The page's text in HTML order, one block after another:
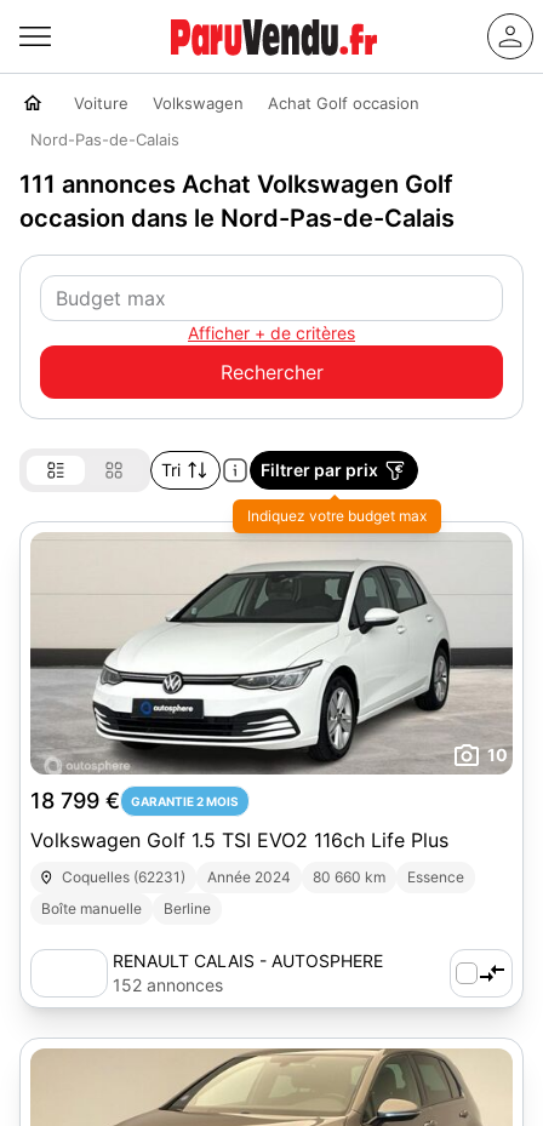
Voiture Volkswagen
Achat Golf occasion
Nord-Pas-de-Calais
111 annonces Achat Volkswagen Golf
occasion dans le Nord-Pas-de-Calais
Afficher + de critères
Tri Filtrer par prix
10
18 799 € GARANTIE 2 MOIS
Volkswagen Golf 1.5 TSI EVO2 116ch Life Plus
Coquelles (62231) Année 2024 80 660 km
Essence
Boîte manuelle
Berline
RENAULT CALAIS - AUTOSPHERE
152 annonces